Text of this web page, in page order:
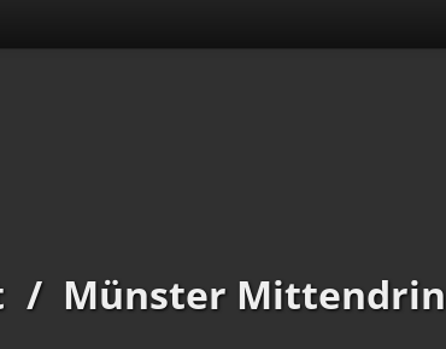
/ Münster Mittendrin